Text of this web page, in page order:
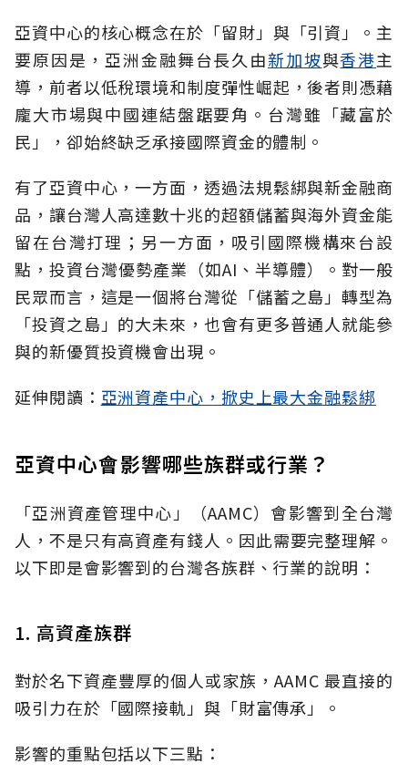
亞資中心的核心概念在於「留財」與「引資」。主
要原因是，亞洲金融舞台長久由新加坡與香港主
導，前者以低稅環境和制度彈性崛起，後者則憑藉
龐大市場與中國連結盤踞要角。台灣雖「藏富於
民」，卻始終缺乏承接國際資金的體制。
有了亞資中心，一方面，透過法規鬆綁與新金融商
品，讓台灣人高達數十兆的超額儲蓄與海外資金能
留在台灣打理；另一方面，吸引國際機構來台設
點，投資台灣優勢產業（如AI、半導體）。對一般
民眾而言，這是一個將台灣從「儲蓄之島」轉型為
「投資之島」的大未來，也會有更多普通人就能參
與的新優質投資機會出現。
延伸閱讀： 亞洲資產中心，掀史上最大金融鬆綁
亞資中心會影響哪些族群或行業？
「亞洲資產管理中心」（AAMC）會影響到全台灣
人，不是只有高資產有錢人。因此需要完整理解。
以下即是會影響到的台灣各族群、行業的說明：
1. 高資產族群
對於名下資產豐厚的個人或家族，AAMC 最直接的
吸引力在於「國際接軌」與「財富傳承」。
影響的重點包括以下三點：